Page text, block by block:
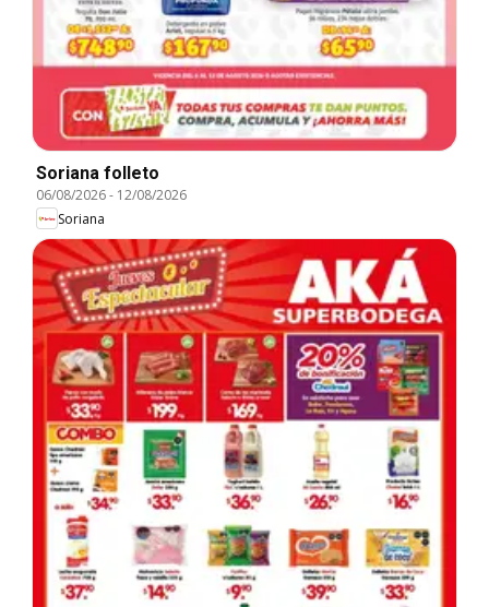
Soriana folleto
06/08/2026- 12/08/2026
Soriana